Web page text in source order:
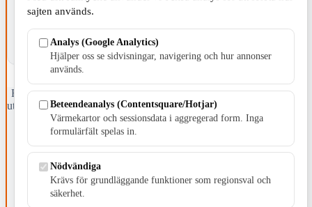
Fristående webbtidningsföretag grundat 1991 som sedan 2002 ger
ut tidningen Skillingaryd.nu och 2010 lanserades Värnamo.nu. Från
april 2026 omfattar Skillingaryd.nu tre kommuner: Gnosjö,
Värnamo och Vaggeryds kommun.
Kontakta oss
E-post: redaktionen@skillingaryd.nu
Postadress: Gisslaköp 1, 568 92 Skillingaryd
sajten används.
Analys (Google Analytics)
Hjälper oss se sidvisningar, navigering och hur annonser
används.
Beteendeanalys (Contentsquare/Hotjar)
Värmekartor och sessionsdata i aggregerad form. Inga
formulärfält spelas in.
Nödvändiga
Krävs för grundläggande funktioner som regionsval och
säkerhet.